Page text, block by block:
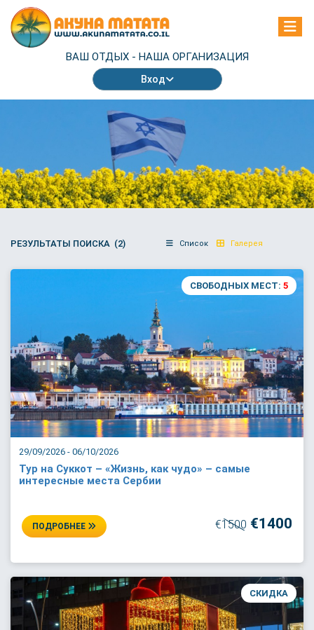
ВАШ ОТДЫХ - НАША ОРГАНИЗАЦИЯ
Вход
РЕЗУЛЬТАТЫ ПОИСКА (2) Список Галерея
29/09/2026 - 06/10/2026
СВОБОДНЫХ МЕСТ: 5
Тур на Суккот – «Жизнь, как чудо» – самые
интересные места Сербии
ПОДРОБНЕЕ €1500 €1400
СКИДКА